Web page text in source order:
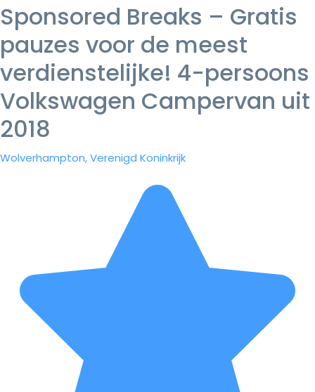
Sponsored Breaks – Gratis
pauzes voor de meest
verdienstelijke! 4-persoons
Volkswagen Campervan uit
2018
Wolverhampton, Verenigd Koninkrijk